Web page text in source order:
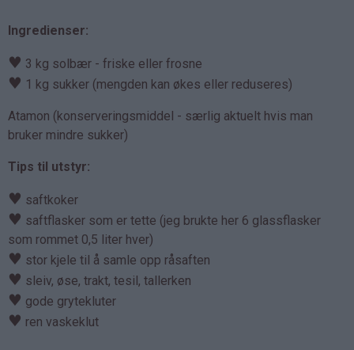
Ingredienser:
♥ 3 kg solbær - friske eller frosne
♥ 1 kg sukker (mengden kan økes eller reduseres)
Atamon (konserveringsmiddel - særlig aktuelt hvis man
bruker mindre sukker)
Tips til utstyr:
♥ saftkoker
♥ saftflasker som er tette (jeg brukte her 6 glassflasker
som rommet 0,5 liter hver)
♥ stor kjele til å samle opp råsaften
♥ sleiv, øse, trakt, tesil, tallerken
♥ gode grytekluter
♥ ren vaskeklut